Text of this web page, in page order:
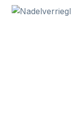
Bildergalerie